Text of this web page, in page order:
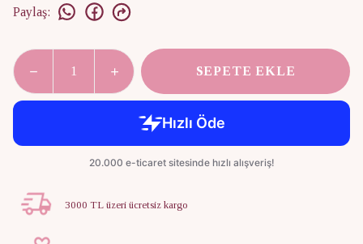
Paylaş:
SEPETE EKLE
3000 TL üzeri ücretsiz kargo